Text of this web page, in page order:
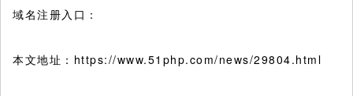
域名注册入口：
本文地址：https://www.51php.com/news/29804.html